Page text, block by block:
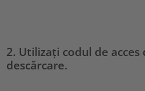
2. Utilizați codul de acces
descărcare.